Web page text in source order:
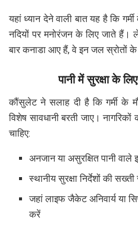
यहां ध्यान देने वाली बात यह है कि
नदियों पर मनोरंजन के लिए जाते हैं।
बार कनाडा आए हैं, वे इन जल स्रोतों
पानी में सुरक्षा के
कौंसुलेट ने सलाह दी है कि गर्मी के
विशेष सावधानी बरती जाए।
चाहिए:
अनजान या असुरक्षित पानी
स्थानीय सुरक्षा निर्देशों की
जहां लाइफ जैकेट अनिवार्य या
करें